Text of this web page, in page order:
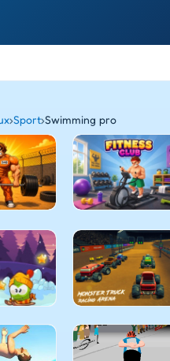
›Sport›Swimming pro